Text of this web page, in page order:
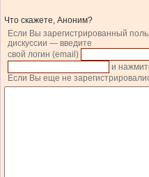
Что скажете, Аноним?
Если Вы зарегистрированный
дискуссии — введите
свой логин (email)
и
Если Вы еще не